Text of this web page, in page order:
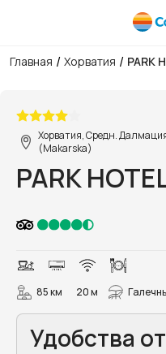
Главная / Хорватия / PARK
Хорватия, Средн.
(Makarska)
PARK
85 км 20 м
Удобства